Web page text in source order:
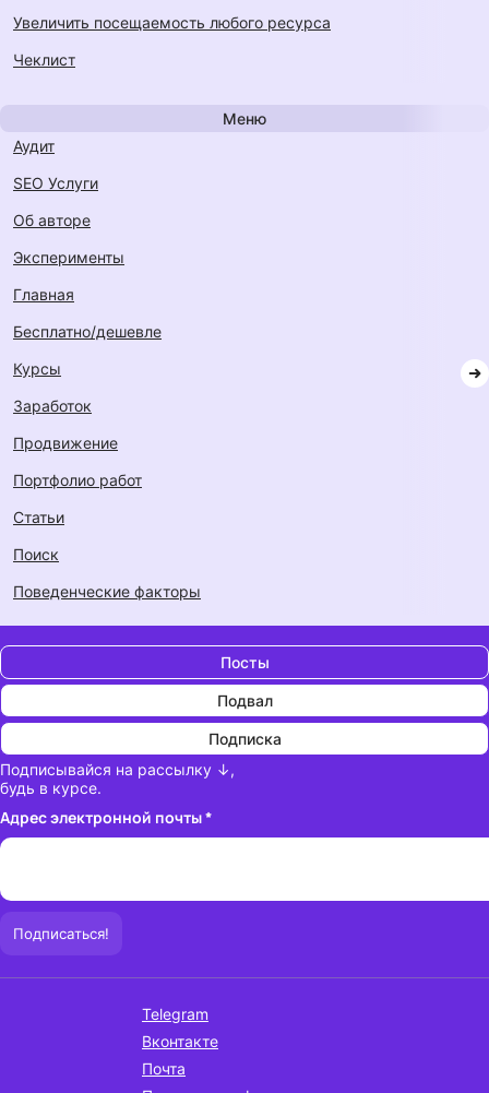
увеличить посещаемость любого ресурса
Чеклист
Меню
Аудит
SEO Услуги
Об авторе
Эксперименты
Главная
Бесплатно/дешевле
Курсы
Заработок
Продвижение
Портфолио работ
Статьи
Поиск
Поведенческие факторы
Посты
Подвал
Подписка
Подписывайся на рассылку ↓,
будь в курсе.
Адрес электронной почты*
Telegram
Вконтакте
Почта